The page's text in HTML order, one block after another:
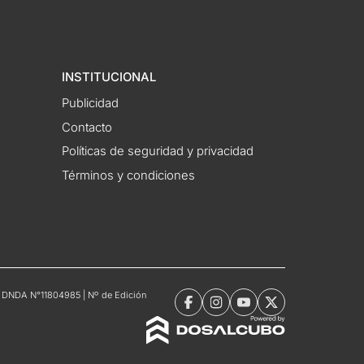
INSTITUCIONAL
Publicidad
Contacto
Políticas de seguridad y privacidad
Términos y condiciones
N°11804985 | Nº de Edición